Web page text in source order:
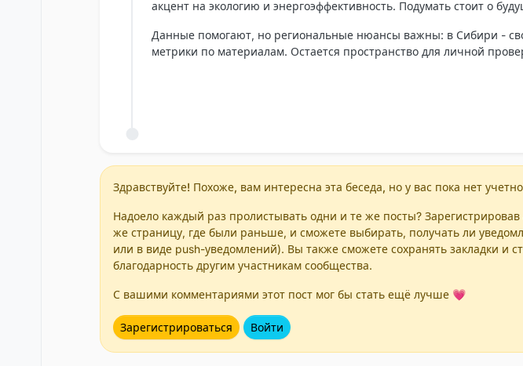
акцент на экологию и энергоэффективность. Подумать стоит о
Данные помогают, но региональные нюансы важны: в Сибири -
метрики по материалам. Остается пространство для личной
Здравствуйте! Похоже, вам интересна эта беседа, но у вас пока нет
Надоело каждый раз пролистывать одни и те же посты? Зарегистрировав
же страницу, где были раньше, и сможете выбирать, получать ли
или в виде push-уведомлений). Вы также сможете сохранять закладки и
благодарность другим участникам сообщества.
С вашими комментариями этот пост мог бы стать ещё лучше 💗
Зарегистрироваться Войти